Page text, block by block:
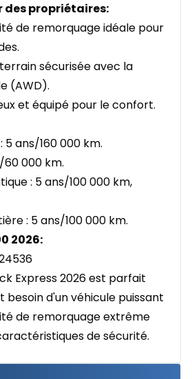
des propriétaires:
de remorquage idéale pour
sécurisée avec la
(AWD).
et équipé pour le confort.
5 ans/160 000 km.
60 000 km.
: 5 ans/100 000 km,
: 5 ans/100 000 km.
2026:
Express 2026 est parfait
besoin d'un véhicule puissant
de remorquage extrême
de sécurité.